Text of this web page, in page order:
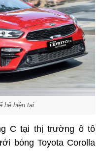
hệ hiện tại
C tại thị trường ô tô
bóng Toyota Corolla